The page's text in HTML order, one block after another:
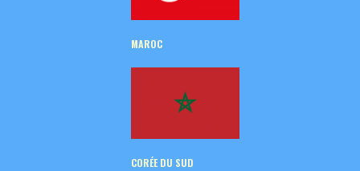
MAROC
CORÉEDU SUD